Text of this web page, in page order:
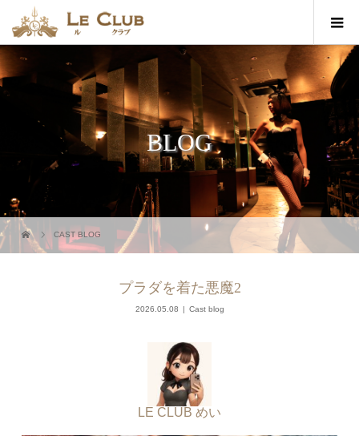
BLOG
CAST BLOG
プラダを着た悪魔2
2026.05.08 Cast blog
LE CLUB めい